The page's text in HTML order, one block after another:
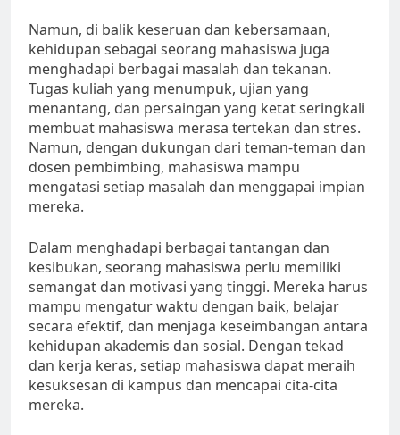
Namun, di balik keseruan dan kebersamaan,
kehidupan sebagai seorang mahasiswa juga
menghadapi berbagai masalah dan tekanan.
Tugas kuliah yang menumpuk, ujian yang
menantang, dan persaingan yang ketat seringkali
membuat mahasiswa merasa tertekan dan stres.
Namun, dengan dukungan dari teman-teman dan
dosen pembimbing, mahasiswa mampu
mengatasi setiap masalah dan menggapai impian
mereka.
Dalam menghadapi berbagai tantangan dan
kesibukan, seorang mahasiswa perlu memiliki
semangat dan motivasi yang tinggi. Mereka harus
mampu mengatur waktu dengan baik, belajar
secara efektif, dan menjaga keseimbangan antara
kehidupan akademis dan sosial. Dengan tekad
dan kerja keras, setiap mahasiswa dapat meraih
kesuksesan di kampus dan mencapai cita-cita
mereka.